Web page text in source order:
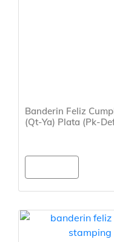
Banderin Feliz
(Qt-Ya) Plata (Pk-